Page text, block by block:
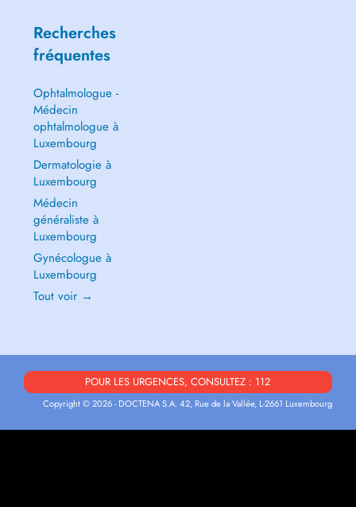
Recherches
fréquentes
Ophtalmologue -
Médecin
ophtalmologue à
Luxembourg
Dermatologie à
Luxembourg
Médecin
généraliste à
Luxembourg
Gynécologue à
Luxembourg
Tout voir →
POUR LES URGENCES, CONSULTEZ : 112
Copyright © 2026 - DOCTENA S.A. 42, Rue de la Vallée, L-2661 Luxembourg